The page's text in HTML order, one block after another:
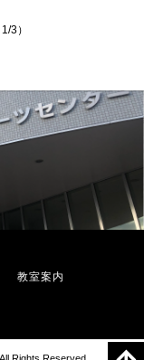
3）
教室案内